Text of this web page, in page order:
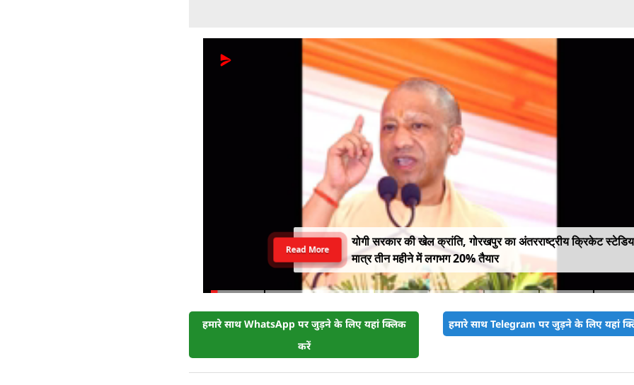
योगी सरकार की खेल क्रांति, गोरखपुर का अंतरराष्ट्रीय क्रिकेट
मात्र तीन महीने में लगभग 20% तैयार
Read More
हमारे साथ WhatsApp पर जुड़ने के लिए यहां क्लिक
करें
हमारे साथ Telegram पर जुड़ने के लिए यहां